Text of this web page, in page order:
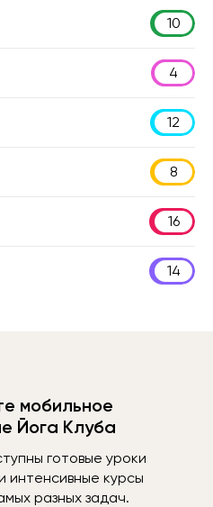
10
4
12
8
16
14
мобильное
Йога Клуба
готовые уроки
интенсивные курсы
разных задач.